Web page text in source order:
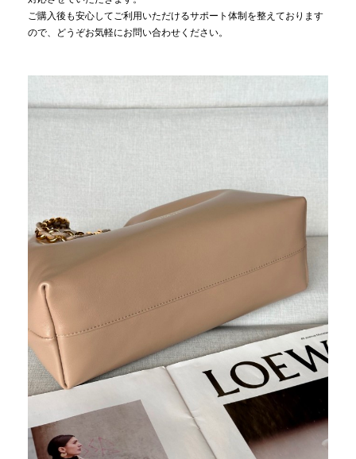
ご購入後も安心してご利用いただけるサポート体制を整えております
ので、どうぞお気軽にお問い合わせください。